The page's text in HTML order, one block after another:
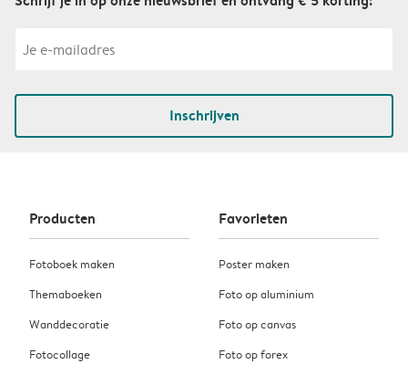
Inschrijven
Producten
Fotoboek maken
Themaboeken
Wanddecoratie
Fotocollage
Favorieten
Poster maken
Foto op aluminium
Foto op canvas
Foto op forex